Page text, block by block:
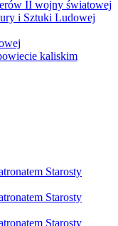
II wojny światowej
i Sztuki Ludowej
kaliskim
Starosty
Starosty
Starosty